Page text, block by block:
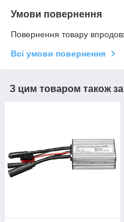
Умови повернення
Повернення товару
Всі умови повернення
З цим товаром також